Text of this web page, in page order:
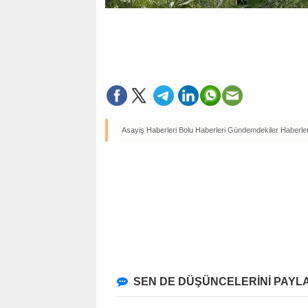
Asayiş Haberleri Bolu Haberleri Gündemdekiler
SEN DE DÜŞÜNCELERİNİ